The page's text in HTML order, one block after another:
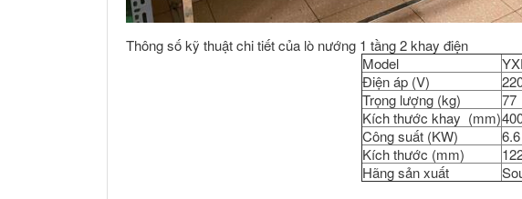
Thông số kỹ thuật chi tiết của lò nướng 1 tầng 2 khay điện
Model
Điện áp (V)
Trọng lượng (kg)
77
Kích thước khay (mm)
Công suất (KW)
6.6
Kích thước (mm)
Hãng sản xuất